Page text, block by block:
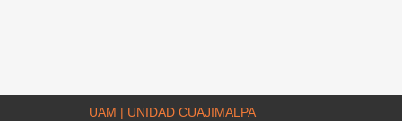
UAM | UNIDAD CUAJIMALPA